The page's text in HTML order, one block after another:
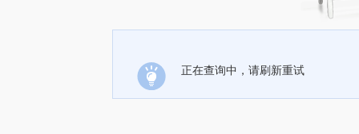
正在查询中，请刷新重试